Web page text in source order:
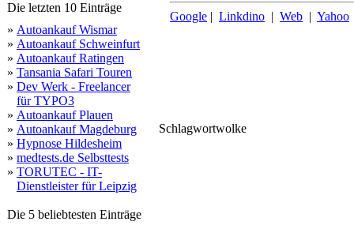
Die letzten 10 Einträge
» Autoankauf Wismar
» Autoankauf Schweinfurt
» Autoankauf Ratingen
» Tansania Safari Touren
» Dev Werk - Freelancer
für TYPO3
» Autoankauf Plauen
» Autoankauf Magdeburg
» Hypnose Hildesheim
» medtests.de Selbsttests
» TORUTEC - IT-
Dienstleister für Leipzig
Die 5 beliebtesten Einträge
Google | Linkdino | Web | Yahoo
Schlagwortwolke